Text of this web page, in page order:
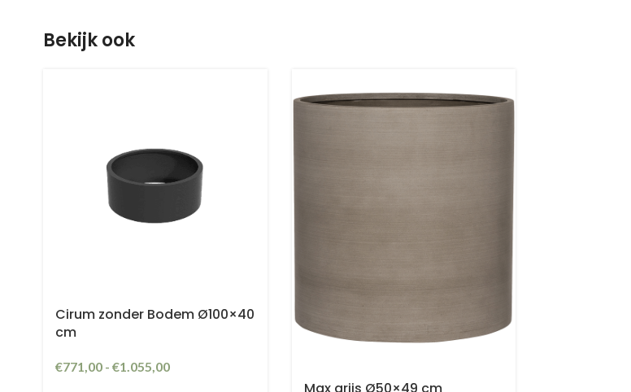
Bekijk ook
Cirum zonder Bodem Ø100×40
cm
€771,00 - €1.055,00